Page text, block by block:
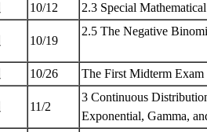
10/12 2.3 Special
10/19
2.5 The Negative
10/26 The First Midterm Exam
11/2
3 Continuous
Exponential, Gamma,